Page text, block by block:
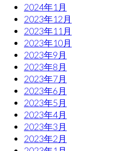
2024年1月
2023年12月
2023年11月
2023年10月
2023年9月
2023年8月
2023年7月
2023年6月
2023年5月
2023年4月
2023年3月
2023年2月